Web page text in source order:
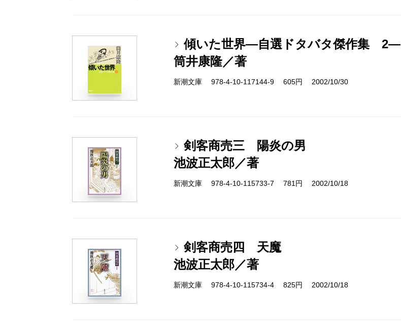
傾いた世界―自選ドタバタ傑作集 2―
筒井康隆／著
新潮文庫 978-4-10-117144-9 605円 2002/10/30
剣客商売三 陽炎の男
池波正太郎／著
新潮文庫 978-4-10-115733-7 781円 2002/10/18
剣客商売四 天魔
池波正太郎／著
新潮文庫 978-4-10-115734-4 825円 2002/10/18